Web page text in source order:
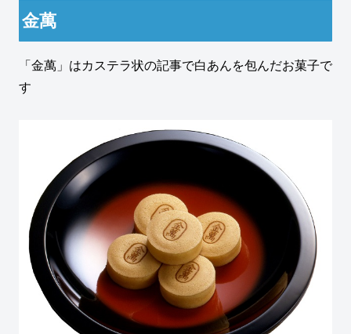
金萬
「金萬」はカステラ状の記事で白あんを包んだお菓子で
す